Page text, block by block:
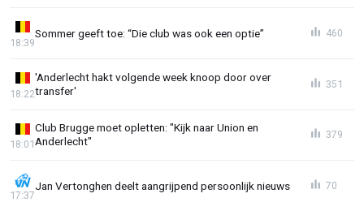
Sommer geeft toe: “Die club was ook een optie”
18:39
460
'Anderlecht hakt volgende week knoop door over
transfer'
18:22
351
Club Brugge moet opletten: "Kijk naar Union en
Anderlecht"
18:01
379
Jan Vertonghen deelt aangrijpend persoonlijk nieuws
17:37
70